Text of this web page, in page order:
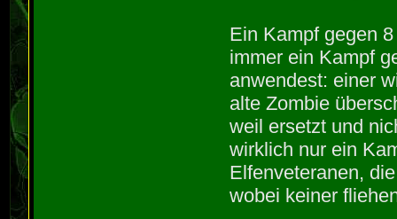
Ein Kampf gegen
immer ein Kampf
anwendest: einer
alte Zombie
weil ersetzt und
wirklich nur ein
Elfenveteranen,
wobei keiner